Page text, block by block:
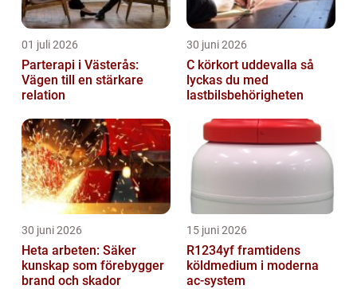
01 juli 2026
Parterapi i Västerås:
Vägen till en stärkare
relation
30 juni 2026
C körkort uddevalla så
lyckas du med
lastbilsbehörigheten
30 juni 2026
Heta arbeten: Säker
kunskap som förebygger
brand och skador
15 juni 2026
R1234yf framtidens
köldmedium i moderna
ac-system